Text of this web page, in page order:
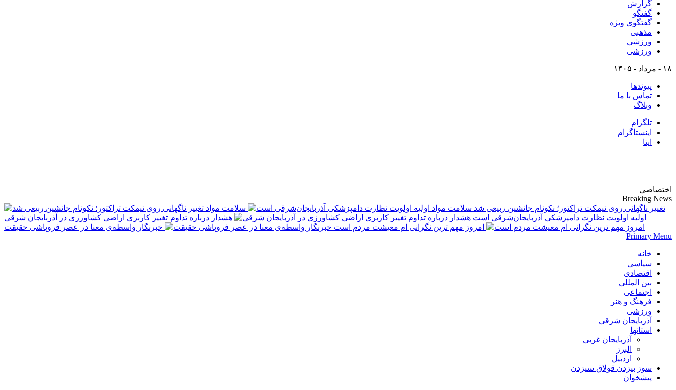
گزارش
گفتگو
گفتگوی ویژه
مذهبی
ورزشی
ورزشی
۱۸ - مرداد - ۱۴۰۵
پیوندها
تماس با ما
وبلاگ
تلگرام
اینستاگرام
ایتا
اختصاصی
Breaking News
تغییر ناگهانی روی نیمکت تراکتور؛ نکونام جانشین ربیعی شد
سلامت مواد
اولیه اولویت نظارت دامپزشکی آذربایجان‌شرقی است
هشدار درباره تداوم تغییر کاربری اراضی کشاورزی در آذربایجان شرقی
امروز مهم‌ ترین نگرانی‌ ام معیشت مردم است
خبرنگار واسطه‌ی معنا در عصر فروپاشی حقیقت
Primary Menu
خانه
سیاسی
اقتصادی
بین المللی
اجتماعی
فرهنگ و هنر
ورزشی
آذربایجان شرقی
استانها
آذربایجان غربی
البرز
اردبیل
سوز بیزدن قولاق سیزدن
پیشخوان